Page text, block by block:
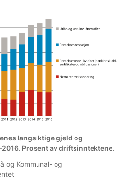
langsiktige gjeld og
Prosent av driftsinntektene.
og Kommunal- og